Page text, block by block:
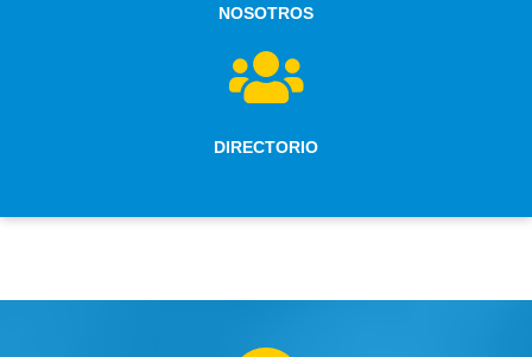
NOSOTROS
DIRECTORIO